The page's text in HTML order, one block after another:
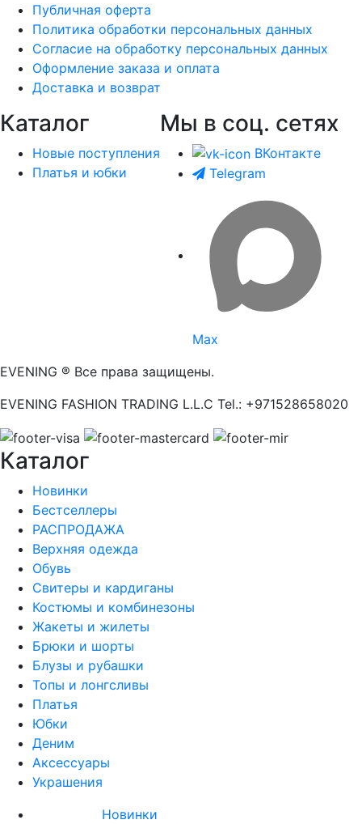
Публичная оферта
Политика обработки персональных данных
Согласие на обработку персональных данных
Оформление заказа и оплата
Доставка и возврат
Каталог
Новые поступления
Платья и юбки
Мы в соц. сетях
ВКонтакте
Telegram
Max
EVENING ® Все права защищены.
EVENING FASHION TRADING L.L.C Tel.: +971528658020
Каталог
Новинки
Бестселлеры
РАСПРОДАЖА
Верхняя одежда
Обувь
Свитеры и кардиганы
Костюмы и комбинезоны
Жакеты и жилеты
Брюки и шорты
Блузы и рубашки
Топы и лонгсливы
Платья
Юбки
Деним
Аксессуары
Украшения
Новинки